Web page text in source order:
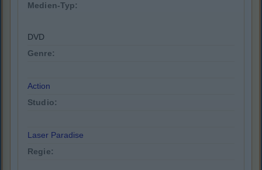
Medien-Typ:
DVD
Genre:
Action
Studio:
Laser Paradise
Regie: